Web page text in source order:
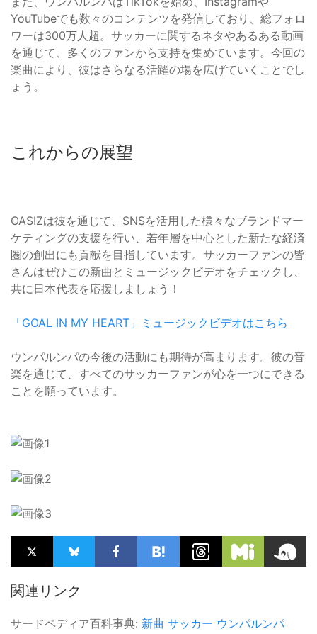
YouTubeでも数々のコンテンツを発信しており、総フォロ
ワーは300万人超。サッカーに関するネタやあるある動画
を通じて、多くのファンから支持を集めています。今回の
楽曲により、彼はさらなる活躍の場を広げていくことでし
ょう。
これからの展望
OASIZは彼を通じて、SNSを活用した様々なブランドマー
ケティングの支援を行い、若年層を中心とした新たな経済
圏の創出にも貢献を目指しています。サッカーファンの皆
さんはぜひこの新曲とミュージックビデオをチェックし、
共に日本代表を応援しましょう！
「GOAL IN MY HEART」ミュージックビデオはこちら
ウンパルンパの今後の活動にも期待が高まります。彼の音
楽を通じて、すべてのサッカーファンが心を一つにできる
ことを願っています。
関連リンク
サードペディア百科事典: 新曲 サッカー ウンパルンパ